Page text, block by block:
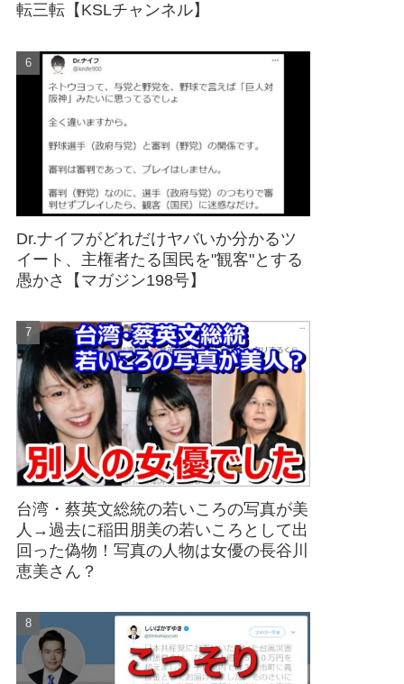
転三転【KSLチャンネル】
Dr.ナイフがどれだけヤバいか分かるツ
イート、主権者たる国民を"観客"とする
愚かさ【マガジン198号】
台湾・蔡英文総統の若いころの写真が美
人→過去に稲田朋美の若いころとして出
回った偽物！写真の人物は女優の長谷川
恵美さん？